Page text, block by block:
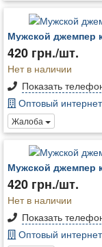
Мужской джемпер
420 грн./шт.
Нет в наличии
Показать
Оптовый
Жалоба
Мужской джемпер
420 грн./шт.
Нет в наличии
Показать
Оптовый